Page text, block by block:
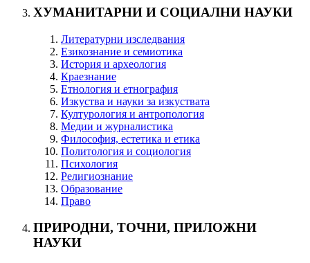
ХУМАНИТАРНИ И СОЦИАЛНИ НАУКИ
Литературни изследвания
Езикознание и семиотика
История и археология
Краезнание
Етнология и етнография
Изкуства и науки за изкуствата
Културология и антропология
Медии и журналистика
Философия, естетика и етика
Политология и социология
Психология
Религиознание
Образование
Право
ПРИРОДНИ, ТОЧНИ, ПРИЛОЖНИ
НАУКИ